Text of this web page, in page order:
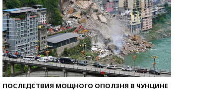
ПОСЛЕДСТВИЯ МОЩНОГО ОПОЛЗНЯ В ЧУНЦИНЕ